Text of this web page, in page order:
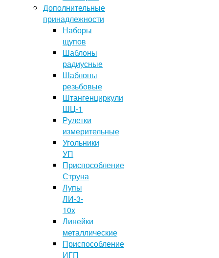
Дополнительные
принадлежности
Наборы
щупов
Шаблоны
радиусные
Шаблоны
резьбовые
Штангенциркули
ШЦ-1
Рулетки
измерительные
Угольники
УП
Приспособление
Струна
Лупы
ЛИ-3-
10x
Линейки
металлические
Приспособление
ИГП